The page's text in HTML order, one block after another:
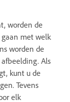
worden de
met welk
worden de
Als
kunt u de
Tevens
elk